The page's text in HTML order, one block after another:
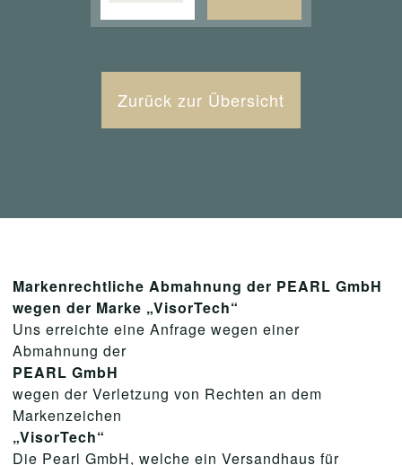
Zurück zur Übersicht
Markenrechtliche Abmahnung der PEARL GmbH
wegen der Marke „VisorTech“
Uns erreichte eine Anfrage wegen einer
Abmahnung der
PEARL GmbH
wegen der Verletzung von Rechten an dem
Markenzeichen
„VisorTech“
Die Pearl GmbH, welche ein Versandhaus für